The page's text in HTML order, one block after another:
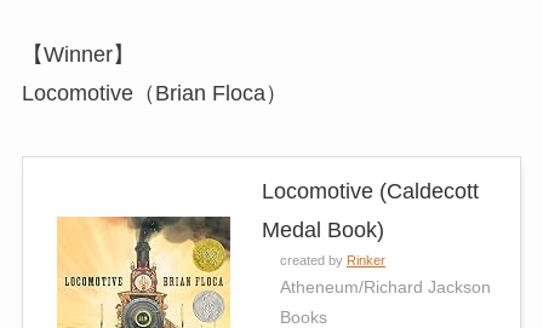
【Winner】
Locomotive（Brian Floca）
Locomotive (Caldecott
Medal Book)
created by Rinker
Atheneum/Richard Jackson
Books